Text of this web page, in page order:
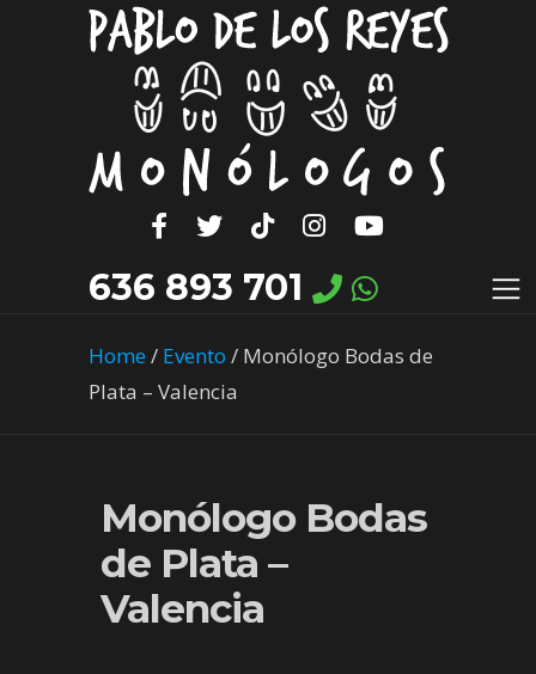
636 893 701
Home/ Evento / Monólogo Bodas de
Plata – Valencia
Monólogo Bodas
de Plata –
Valencia